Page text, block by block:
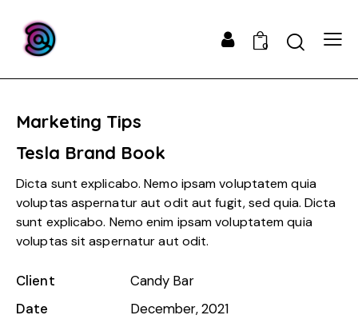
0
Marketing Tips
Tesla Brand Book
Dicta sunt explicabo. Nemo ipsam voluptatem quia
voluptas aspernatur aut odit aut fugit, sed quia. Dicta
sunt explicabo. Nemo enim ipsam voluptatem quia
voluptas sit aspernatur aut odit.
Client
Candy Bar
Date
December, 2021